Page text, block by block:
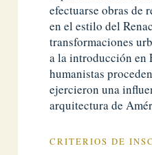
efectuarse obras de
en el estilo del
transformaciones
a la introducción en
humanistas
ejercieron una
arquitectura de
CRITERIOS DE